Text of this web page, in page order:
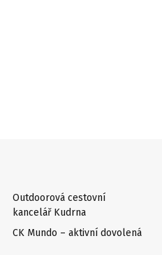
Outdoorová cestovní
kancelář Kudrna
CK Mundo – aktivní dovolená